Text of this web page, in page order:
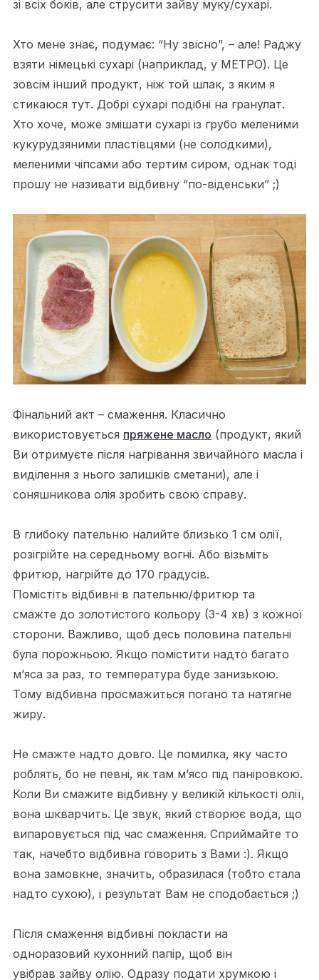
зі всіх боків, але струсити зайву муку/сухарі.
Хто мене знає, подумає: “Ну звісно”, – але! Раджу
взяти німецькі сухарі (наприклад, у МЕТРО). Це
зовсім інший продукт, ніж той шлак, з яким я
стикаюся тут. Добрі сухарі подібні на гранулат.
Хто хоче, може змішати сухарі із грубо меленими
кукурудзяними пластівцями (не солодкими),
меленими чіпсами або тертим сиром, однак тоді
прошу не називати відбивну “по-віденськи” ;)
Фінальний акт – смаження. Класично
використовується пряжене масло (продукт, який
Ви отримуєте після нагрівання звичайного масла і
виділення з нього залишків сметани), але і
соняшникова олія зробить свою справу.
В глибоку пательню налийте близько 1 см олії,
розігрійте на середньому вогні. Або візьміть
фритюр, нагрійте до 170 градусів.
Помістіть відбивні в пательню/фритюр та
смажте до золотистого кольору (3-4 хв) з кожної
сторони. Важливо, щоб десь половина пательні
була порожньою. Якщо помістити надто багато
м’яса за раз, то температура буде занизькою.
Тому відбивна просмажиться погано та натягне
жиру.
Не смажте надто довго. Це помилка, яку часто
роблять, бо не певні, як там м’ясо під паніровкою.
Коли Ви смажите відбивну у великій кількості олії,
вона шкварчить. Це звук, який створює вода, що
випаровується під час смаження. Сприймайте то
так, начебто відбивна говорить з Вами :). Якщо
вона замовкне, значить, образилася (тобто стала
надто сухою), і результат Вам не сподобається ;)
Після смаження відбивні покласти на
одноразовий кухонний папір, щоб він
увібрав зайву олію. Одразу подати хрумкою і